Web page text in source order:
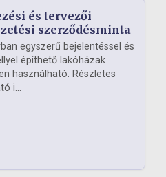
és tervezői
szerződésminta
egyszerű bejelentéssel és
építhető lakóházak
használható. Részletes
i...